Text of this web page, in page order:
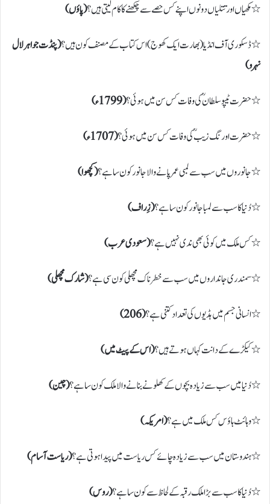
٭ مکھیاں اور تتلیاں دونوں اپنے کس حصے سے چکھنے کا کام لیتی ہیں؟( پاؤں)
٭ ڈسکوری آف انڈیا ( بھارت ایک کھوج) اس کتاب کے مصنف کون ہیں؟( پنڈت جواہر لال
نہرو)
٭ حضرت ٹیپو سلطانؒ کی وفات کس سن میں ہوئی؟( 1799ء)
٭ حضرت اورنگ زیبؒ کی وفات کس سن میں ہوئی؟( 1707ء)
٭ جانوروں میں سب سے لمبی عمر پانے والا جانور کون سا ہے؟( کچھوا)
٭ دُنیا کا سب سے لمبا جانور کون سا ہے؟( زِراف)
٭ کس ملک میں کوئی بھی ندی نہیں ہے؟( سعودی عرب)
٭ سمندری جانداروں میں سب سے خطرناک مچھلی کون سی ہے؟( شارک مچھلی)
٭ انسانی جسم میں ہڈیوں کی تعداد کتنی ہے؟( 206)
٭ کیکڑے کے دانت کہاں ہوتے ہیں؟( اس کے پیٹ میں)
٭ دُنیا میں سب سے زیادہ بچوں کے کھلونے بنانے والا ملک کون سا ہے؟( چین)
٭ وہائٹ ہاؤس کس ملک میں ہے؟( امریکہ)
٭ ہندوستان میں سب سے زیادہ چائے کس ریاست میں پیدا ہوتی ہے؟( ریاست آسام)
٭ دُنیا کا سب سے بڑا ملک رقبہ کے لحاظ سے کون سا ہے؟( روس)